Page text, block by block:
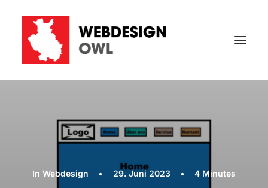
InWebdesign • 29. Juni 2023 • 4 Minutes